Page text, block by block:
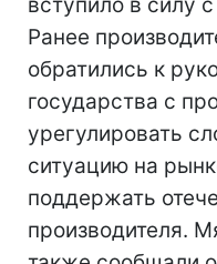
Ранее
обратились к
государства с
урегулировать
ситуацию на
поддержать
производителя.